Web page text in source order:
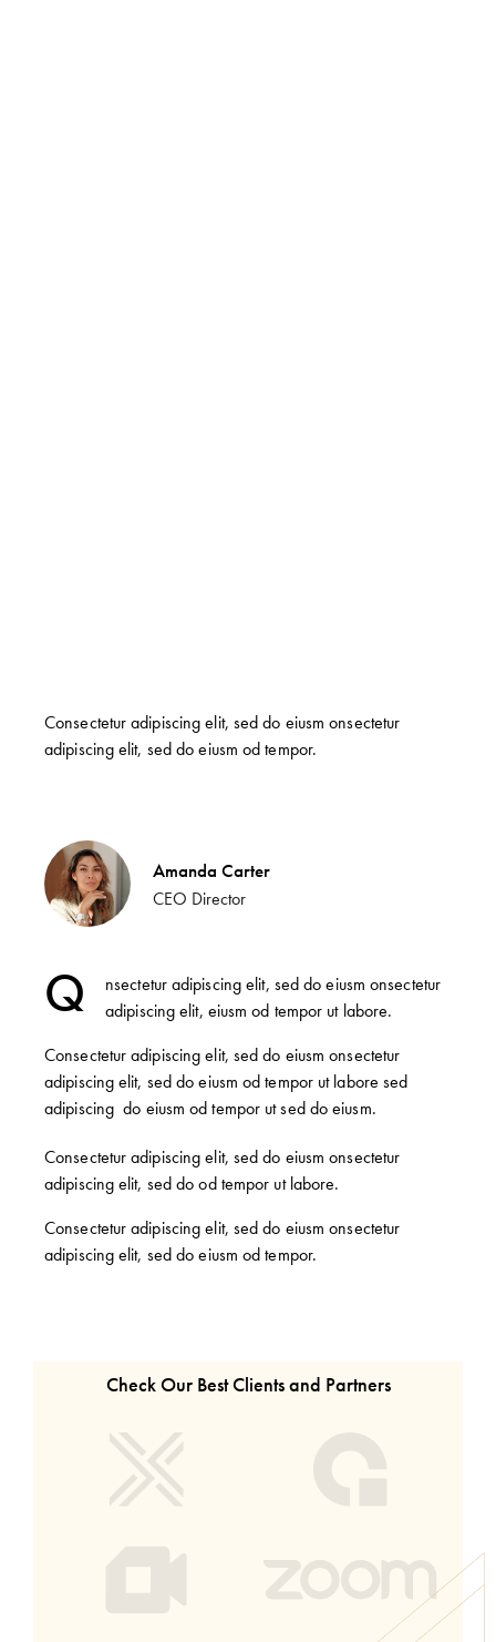
Consectetur adipiscing elit, sed do eiusm onsectetur
adipiscing elit, sed do eiusm od tempor.
Amanda Carter
CEO Director
Q
nsectetur adipiscing elit, sed do eiusm onsectetur
adipiscing elit, eiusm od tempor ut labore.
Consectetur adipiscing elit, sed do eiusm onsectetur
adipiscing elit, sed do eiusm od tempor ut labore sed
adipiscing do eiusm od tempor ut sed do eiusm.
Consectetur adipiscing elit, sed do eiusm onsectetur
adipiscing elit, sed do od tempor ut labore.
Consectetur adipiscing elit, sed do eiusm onsectetur
adipiscing elit, sed do eiusm od tempor.
Check Our Best Clients and Partners